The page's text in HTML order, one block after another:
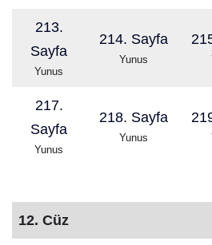
213.
Sayfa
Yunus
214. Sayfa
Yunus
217.
Sayfa
Yunus
218. Sayfa
Yunus
12. Cüz